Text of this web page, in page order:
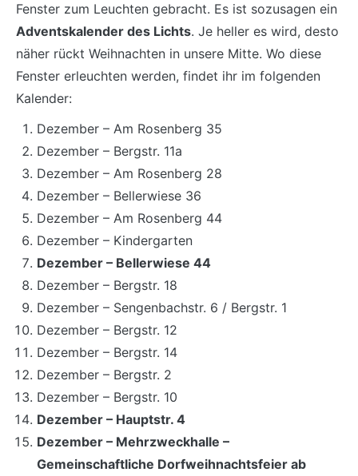
Fenster zum Leuchten gebracht. Es ist sozusagen ein
Adventskalender des Lichts. Je heller es wird, desto
näher rückt Weihnachten in unsere Mitte. Wo diese
Fenster erleuchten werden, findet ihr im folgenden
Kalender:
Dezember – Am Rosenberg 35
Dezember – Bergstr. 11a
Dezember – Am Rosenberg 28
Dezember – Bellerwiese 36
Dezember – Am Rosenberg 44
Dezember – Kindergarten
Dezember – Bellerwiese 44
Dezember – Bergstr. 18
Dezember – Sengenbachstr. 6 / Bergstr. 1
Dezember – Bergstr. 12
Dezember – Bergstr. 14
Dezember – Bergstr. 2
Dezember – Bergstr. 10
Dezember – Hauptstr. 4
Dezember – Mehrzweckhalle –
Gemeinschaftliche Dorfweihnachtsfeier ab